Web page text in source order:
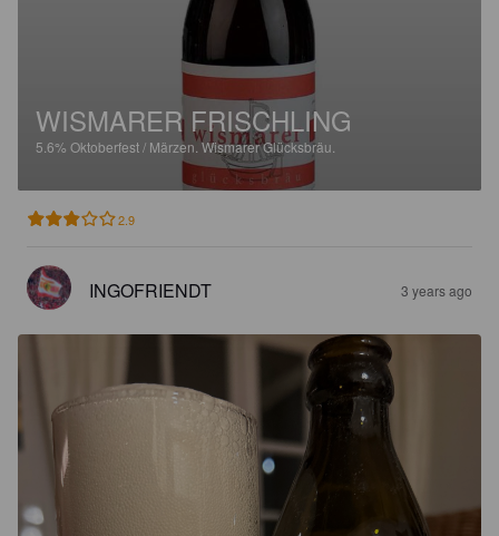
WISMARER FRISCHLING
5.6% Oktoberfest / Märzen.Wismarer Glücksbräu.
2.9
INGOFRIENDT 3 years ago